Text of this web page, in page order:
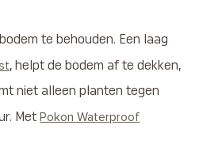
te behouden. Een laag
, helpt de bodem af te dekken,
niet alleen planten tegen
Met Pokon Waterproof